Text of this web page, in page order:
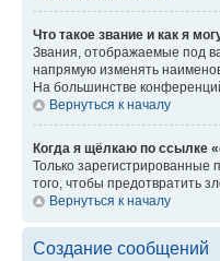
Что такое звание и как я
Звания, отображаемые под
напрямую изменять
На большинстве
Вернуться к началу
Когда я щёлкаю по ссылке
Только зарегистрированные
того, чтобы предотвратить
Вернуться к началу
Создание сообщений